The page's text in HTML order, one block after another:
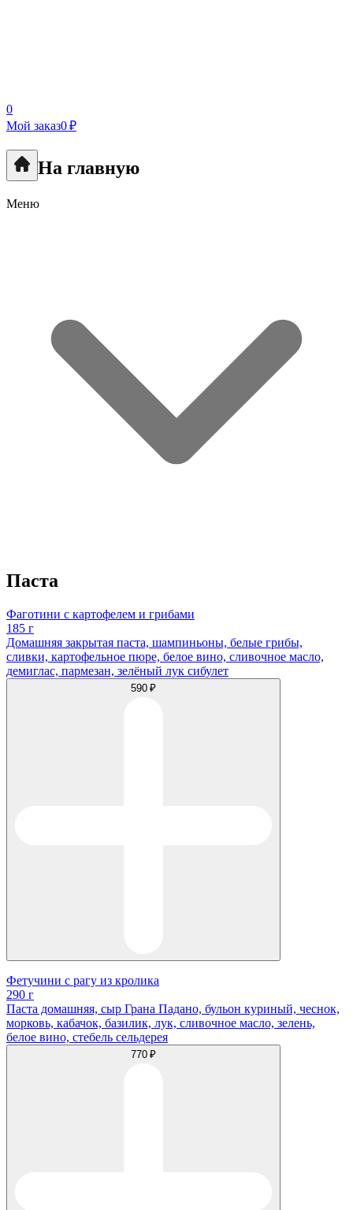
0
Мой заказ0 ₽
На главную
Меню
Паста
Фаготини с картофелем и грибами
185 г
Домашняя закрытая паста, шампиньоны, белые грибы,
сливки, картофельное пюре, белое вино, сливочное масло,
демиглас, пармезан, зелёный лук сибулет
590 ₽
Фетучини с рагу из кролика
290 г
Паста домашняя, сыр Грана Падано, бульон куриный, чеснок,
морковь, кабачок, базилик, лук, сливочное масло, зелень,
белое вино, стебель сельдерея
770 ₽